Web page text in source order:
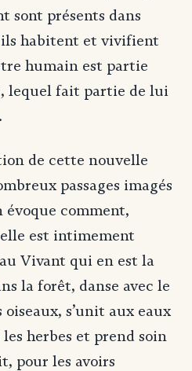
sont présents dans
habitent et vivifient
humain est partie
lequel fait partie de lui
de cette nouvelle
passages imagés
comment,
est intimement
Vivant qui en est la
la forêt, danse avec le
s’unit aux eaux
herbes et prend soin
pour les avoirs